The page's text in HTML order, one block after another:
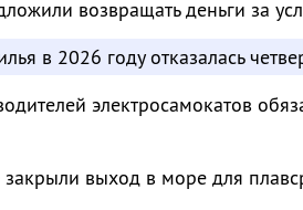
возвращать деньги за
в 2026 году отказалась
электросамокатов
выход в море для